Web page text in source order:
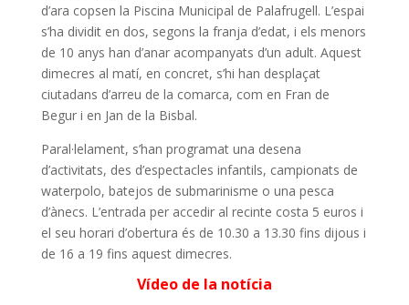
d’ara copsen la Piscina Municipal de Palafrugell. L’espai
s’ha dividit en dos, segons la franja d’edat, i els menors
de 10 anys han d’anar acompanyats d’un adult. Aquest
dimecres al matí, en concret, s’hi han desplaçat
ciutadans d’arreu de la comarca, com en Fran de
Begur i en Jan de la Bisbal.
Paral·lelament, s’han programat una desena
d’activitats, des d’espectacles infantils, campionats de
waterpolo, batejos de submarinisme o una pesca
d’ànecs. L’entrada per accedir al recinte costa 5 euros i
el seu horari d’obertura és de 10.30 a 13.30 fins dijous i
de 16 a 19 fins aquest dimecres.
Vídeo de la notícia